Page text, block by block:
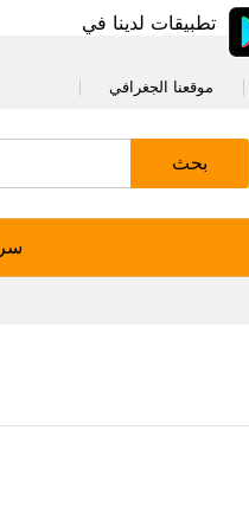
تطبيقات لدينا في
موقعنا الجغرافي
بحث